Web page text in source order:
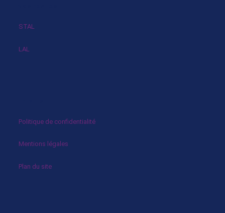
STAL
LAL
Politique de confidentialité
Mentions légales
Plan du site